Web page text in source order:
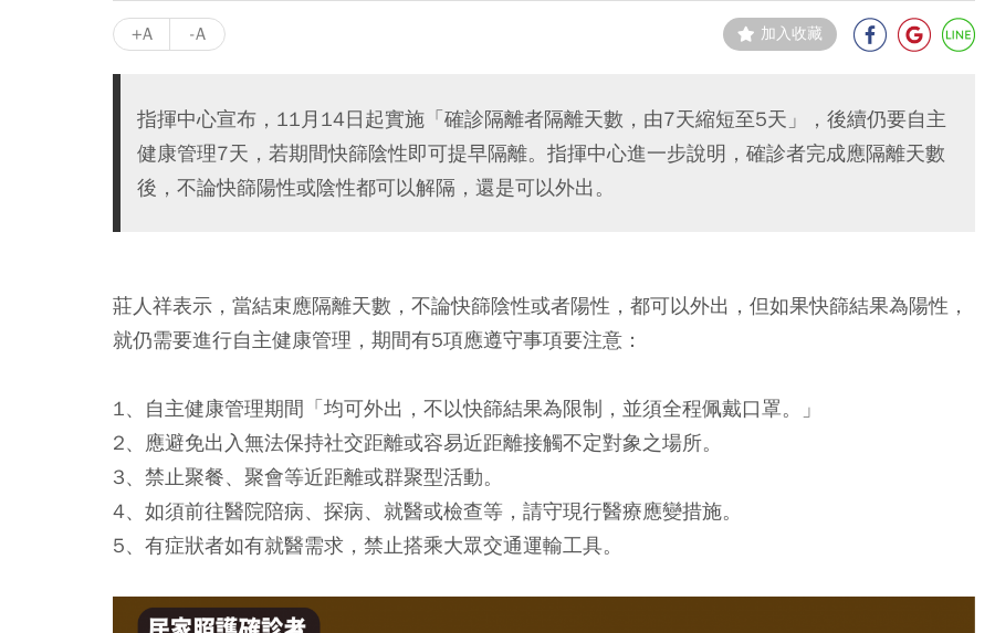
+A -A 加入收藏
指揮中心宣布，11月14日起實施「確診隔離者隔離天數，由7天縮短至5天」，後續仍要自主
健康管理7天，若期間快篩陰性即可提早隔離。指揮中心進一步說明，確診者完成應隔離天數
後，不論快篩陽性或陰性都可以解隔，還是可以外出。
莊人祥表示，當結束應隔離天數，不論快篩陰性或者陽性，都可以外出，但如果快篩結果為陽性，
就仍需要進行自主健康管理，期間有5項應遵守事項要注意：
1、自主健康管理期間「均可外出，不以快篩結果為限制，並須全程佩戴口罩。」
2、應避免出入無法保持社交距離或容易近距離接觸不定對象之場所。
3、禁止聚餐、聚會等近距離或群聚型活動。
4、如須前往醫院陪病、探病、就醫或檢查等，請守現行醫療應變措施。
5、有症狀者如有就醫需求，禁止搭乘大眾交通運輸工具。